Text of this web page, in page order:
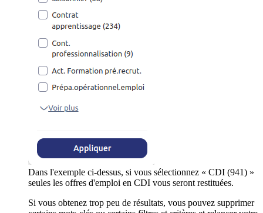
Dans l'exemple ci-dessus, si vous sélectionnez « CDI (941) »
seules les offres d'emploi en CDI vous seront restituées.
Si vous obtenez trop peu de résultats, vous pouvez supprimer